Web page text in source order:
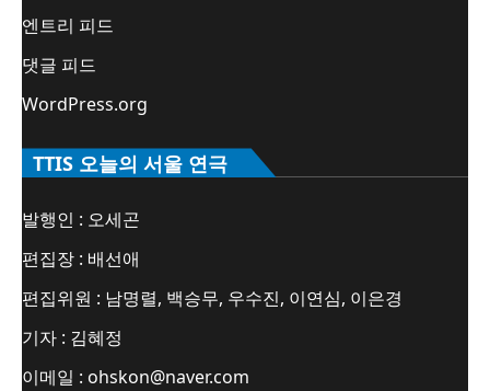
엔트리 피드
댓글 피드
WordPress.org
TTIS 오늘의 서울 연극
발행인 : 오세곤
편집장 : 배선애
편집위원 : 남명렬, 백승무, 우수진, 이연심, 이은경
기자 : 김혜정
이메일 : ohskon@naver.com